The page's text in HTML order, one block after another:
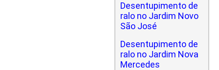
Desentupimento de
ralo no Jardim Novo
São José
Desentupimento de
ralo no Jardim Nova
Mercedes